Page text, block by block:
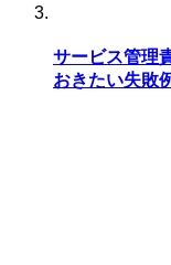
サービス管理
おきたい失敗